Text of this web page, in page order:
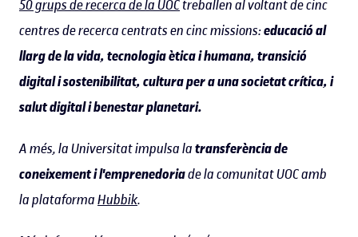
50 grups de recerca de la UOCtreballen al voltant de cinc
centres de recerca centrats en cinc missions:educació al
llarg de la vida, tecnologia ètica i humana, transició
digital i sostenibilitat, cultura per a una societat crítica, i
salut digital i benestar planetari.
A més, la Universitat impulsa latransferència de
coneixement i l'emprenedoriade la comunitat UOC amb
la plataformaHubbik.